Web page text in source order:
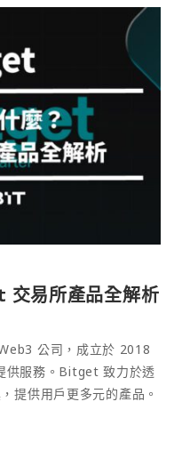
易所產品全解析
公司，成立於 2018
供服務。Bitget 致力於透
提供用戶更多元的產品。